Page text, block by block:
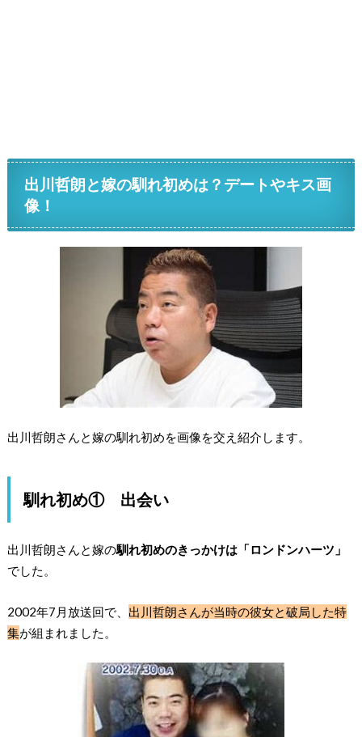
出川哲朗と嫁の馴れ初めは？デートやキス画
像！
出川哲朗さんと嫁の馴れ初めを画像を交え紹介します。
馴れ初め① 出会い
出川哲朗さんと嫁の馴れ初めのきっかけは「ロンドンハーツ」
でした。
2002年7月放送回で、 出川哲朗さんが当時の彼女と破局した特
集が組まれました。